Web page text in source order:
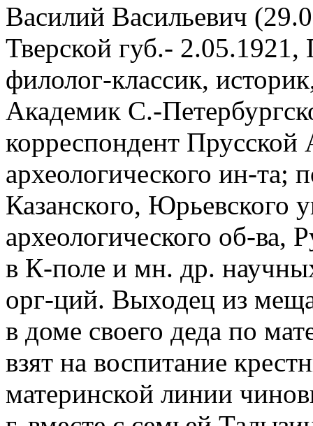
Василий Васильевич
Тверской губ.-
филолог-классик,
Академик C.-
корреспондент
археологического ин-
Казанского, Юрьевского
археологического об-ва,
в К-поле и мн. др.
орг-ций. Выходец из
в доме своего деда по
взят на воспитание
материнской линии